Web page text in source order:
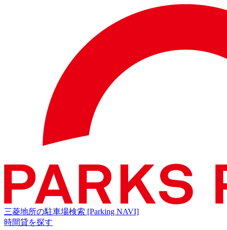
三菱地所の駐車場検索 [Parking NAVI]
時間貸を探す